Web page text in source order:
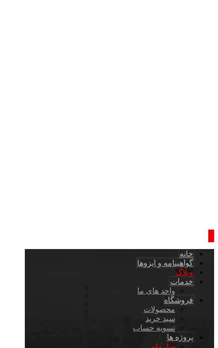
خانه
گواهینامه و ایزوها
وبلاگ
خدمات
واحد های ما
فروشگاه
محصولات
سبد خرید
تسویه حساب
پروژه ها
سازمانی